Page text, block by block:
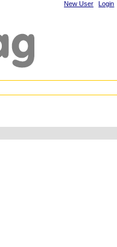
New User Login